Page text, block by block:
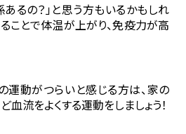
るの？」と思う方もいるかもしれ
ことで体温が上がり、免疫力が高
運動がつらいと感じる方は、家の
血流をよくする運動をしましょう！